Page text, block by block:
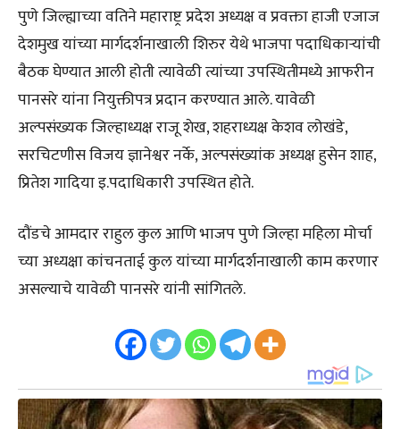
पुणे जिल्ह्याच्या वतिने महाराष्ट्र प्रदेश अध्यक्ष व प्रवक्ता हाजी एजाज
देशमुख यांच्या मार्गदर्शनाखाली शिरुर येथे भाजपा पदाधिकाऱ्यांची
बैठक घेण्यात आली होती त्यावेळी त्यांच्या उपस्थितीमध्ये आफरीन
पानसरे यांना नियुक्तीपत्र प्रदान करण्यात आले. यावेळी
अल्पसंख्यक जिल्हाध्यक्ष राजू शेख, शहराध्यक्ष केशव लोखंडे,
सरचिटणीस विजय ज्ञानेश्वर नर्के, अल्पसंख्यांक अध्यक्ष हुसेन शाह,
प्रितेश गादिया इ.पदाधिकारी उपस्थित होते.
दौंडचे आमदार राहुल कुल आणि भाजप पुणे जिल्हा महिला मोर्चा
च्या अध्यक्षा कांचनताई कुल यांच्या मार्गदर्शनाखाली काम करणार
असल्याचे यावेळी पानसरे यांनी सांगितले.